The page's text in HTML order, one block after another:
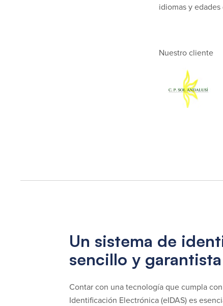
idiomas y edades
Nuestro cliente
Un sistema de
sencillo y garantista
Contar con una tecnología que cumpla
Identificación Electrónica (eIDAS) es